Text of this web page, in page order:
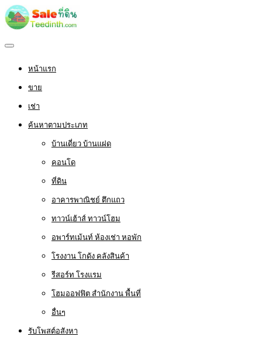
หน้าแรก
ขาย
เช่า
ค้นหาตามประเภท
บ้านเดี่ยว บ้านแฝด
คอนโด
ที่ดิน
อาคารพาณิชย์ ตึกแถว
ทาวน์เฮ้าส์ ทาวน์โฮม
อพาร์ทเม้นท์ ห้องเช่า หอพัก
โรงงาน โกดัง คลังสินค้า
รีสอร์ท โรงแรม
โฮมออฟฟิต สำนักงาน พื้นที่
อื่นๆ
รับโพสต์อสังหา